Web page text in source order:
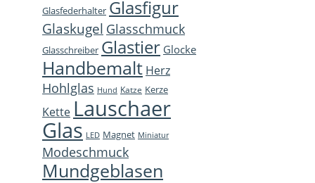
Glasfederhalter Glasfigur
Glaskugel Glasschmuck
Glasschreiber Glastier Glocke
Handbemalt Herz
Hohlglas Hund Katze Kerze
Kette Lauschaer
Glas LED Magnet Miniatur
Modeschmuck
Mundgeblasen